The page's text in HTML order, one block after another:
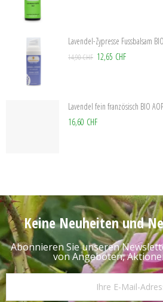
Lavendel-Zypresse Fussbalsam BIO
14,90 CHF 12,65 CHF
Lavendel fein französisch BIO AOP
16,60 CHF
Keine Neuheiten und
Abonnieren Sie unseren
von Angeboten,